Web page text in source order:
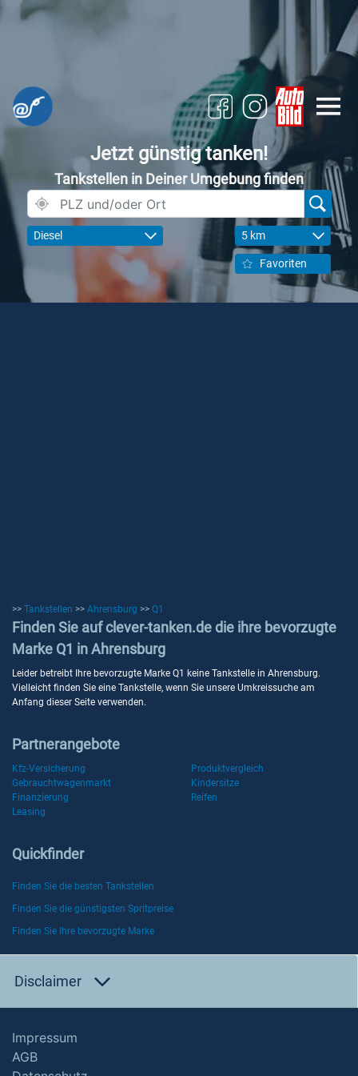
Jetzt günstig tanken!
Tankstellen in Deiner Umgebung finden
Diesel 5 km
Favoriten
>> Tankstellen >> Ahrensburg >> Q1
Finden Sie auf clever-tanken.de die ihre bevorzugte
Marke Q1 in Ahrensburg
Leider betreibt Ihre bevorzugte Marke Q1 keine Tankstelle in Ahrensburg.
Vielleicht finden Sie eine Tankstelle, wenn Sie unsere Umkreissuche am
Anfang dieser Seite verwenden.
Partnerangebote
Kfz-Versicherung
Produktvergleich
Gebrauchtwagenmarkt
Kindersitze
Finanzierung
Reifen
Leasing
Quickfinder
Finden Sie die besten Tankstellen
Finden Sie die günstigsten Spritpreise
Finden Sie Ihre bevorzugte Marke
Disclaimer
Impressum
AGB